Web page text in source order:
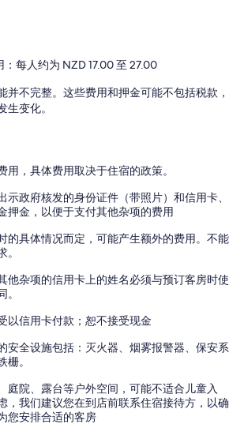
每人约为 NZD 17.00 至 27.00
并不完整。这些费用和押金可能不包括税款，
生变化。
用，具体费用取决于住宿的政策。
示政府核发的身份证件（带照片）和信用卡、
押金，以便于支付其他杂项的费用
的具体情况而定，可能产生额外的费用。不能
他杂项的信用卡上的姓名必须与预订客房时使
以信用卡付款；恕不接受现金
安全设施包括：灭火器、烟雾报警器、保安系
。
庭院、露台等户外空间，可能不适合儿童入
，我们建议您在到店前联系住宿接待方，以确
您安排合适的客房